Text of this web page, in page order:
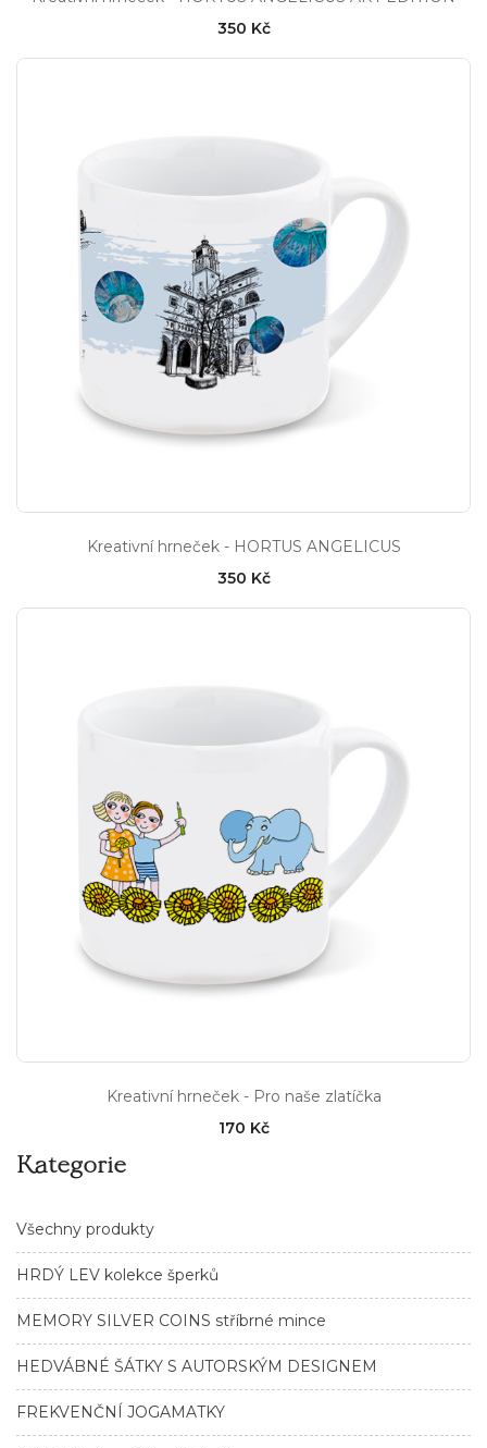
Kategorie
Všechny produkty
HRDÝ LEV kolekce šperků
MEMORY SILVER COINS stříbrné mince
HEDVÁBNÉ ŠÁTKY S AUTORSKÝM DESIGNEM
FREKVENČNÍ JOGAMATKY
350 Kč
Kreativní hrneček - HORTUS ANGELICUS
350 Kč
Kreativní hrneček - Pro naše zlatíčka
170 Kč